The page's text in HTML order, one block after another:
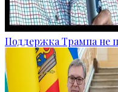
Поддержка Трампа не